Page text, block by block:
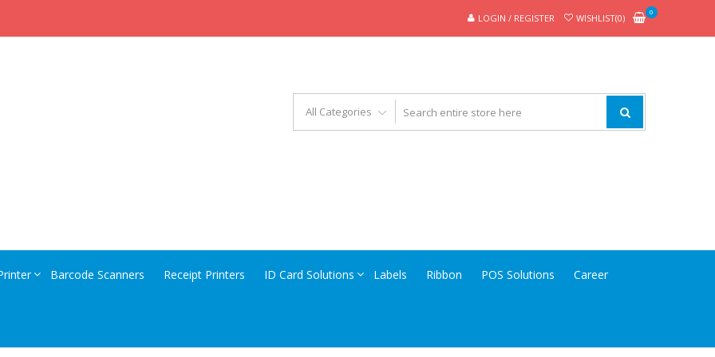
LOGIN / REGISTER WISHLIST(0)
0
Barcode Scanners Receipt Printers ID Card Solutions Labels Ribbon POS Solutions Career